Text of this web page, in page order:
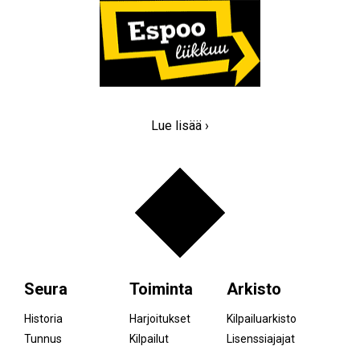
Lue lisää ›
Seura
Historia
Tunnus
Toiminta
Harjoitukset
Kilpailut
Arkisto
Kilpailuarkisto
Lisenssiajajat